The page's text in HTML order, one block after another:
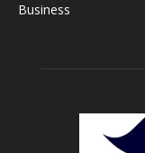
Business